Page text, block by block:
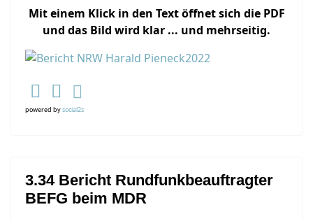
Mit einem Klick in den Text öffnet sich die PDF
und das Bild wird klar ... und mehrseitig.
powered bysocial2s
3.34 Bericht Rundfunkbeauftragter
BEFG beim MDR